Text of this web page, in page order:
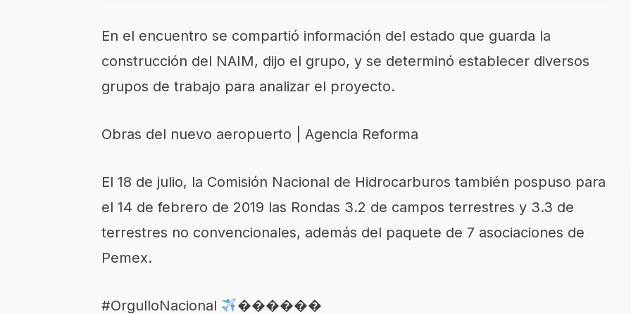
En el encuentro se compartió información del estado que guarda la
construcción del NAIM, dijo el grupo, y se determinó establecer diversos
grupos de trabajo para analizar el proyecto.
Obras del nuevo aeropuerto | Agencia Reforma
El 18 de julio, la Comisión Nacional de Hidrocarburos también pospuso para
el 14 de febrero de 2019 las Rondas 3.2 de campos terrestres y 3.3 de
terrestres no convencionales, además del paquete de 7 asociaciones de
Pemex.
#OrgulloNacional ������